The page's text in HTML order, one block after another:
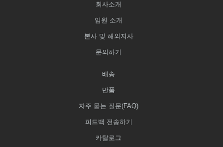
회사소개
임원 소개
본사 및 해외지사
문의하기
배송
반품
자주 묻는 질문(FAQ)
피드백 전송하기
카탈로그